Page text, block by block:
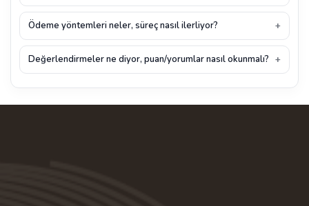
Ödeme yöntemleri neler, süreç nasıl ilerliyor?
Değerlendirmeler ne diyor, puan/yorumlar nasıl okunmalı?